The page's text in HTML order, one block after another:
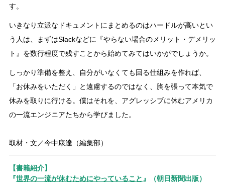
す。
いきなり立派なドキュメントにまとめるのはハードルが高いとい
う人は、まずはSlackなどに『やらない場合のメリット・デメリッ
ト』を数行程度で残すことから始めてみてはいかがでしょうか。
しっかり準備を整え、自分がいなくても回る仕組みを作れば、
「お休みをいただく」と遠慮するのではなく、胸を張って本気で
休みを取りに行ける。僕はそれを、アグレッシブに休むアメリカ
の一流エンジニアたちから学びました。
取材・文／今中康達（編集部）
【書籍紹介】
『世界の一流が休むためにやっていること 』（朝日新聞出版）